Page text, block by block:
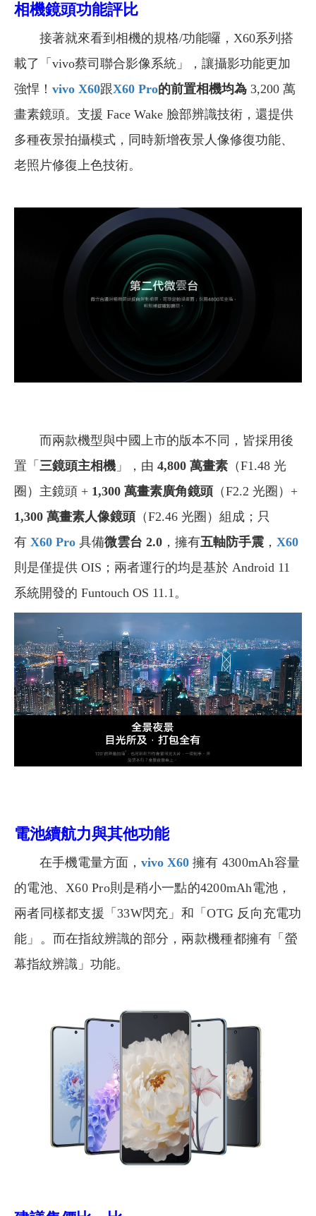
相機鏡頭功能評比
接著就來看到相機的規格/功能囉， X60系列搭
載了「vivo蔡司聯合影像系統」，讓攝影功能更加
強悍！ vivo X60跟X60 Pro的前置相機均為 3,200 萬
畫素鏡頭。支援 Face Wake 臉部辨識技術，還提供
多種夜景拍攝模式，同時新增夜景人像修復功能、
老照片修復上色技術。
而兩款機型與中國上市的版本不同，皆採用後
置「 三鏡頭主相機 」，由 4,800 萬畫素 （F1.48 光
圈）主鏡頭 + 1,300 萬畫素廣角鏡頭 （F2.2 光圈）+
1,300 萬畫素人像鏡頭 （F2.46 光圈）組成；只
有 X60 Pro 具備微雲台 2.0 ，擁有五軸防手震 ， X60
則是僅提供 OIS；兩者運行的均是基於 Android 11
系統開發的 Funtouch OS 11.1。
電池續航力與其他功能
在手機電量方面， vivo X60 擁有 4300mAh容量
的電池、X60 Pro則是稍小一點的4200mAh電池，
兩者同樣都支援「33W閃充」和「OTG 反向充電功
能」。而在指紋辨識的部分，兩款機種都擁有「 螢
幕指紋辨識」功能。